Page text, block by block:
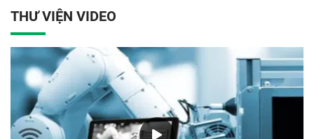
THƯ VIỆN VIDEO